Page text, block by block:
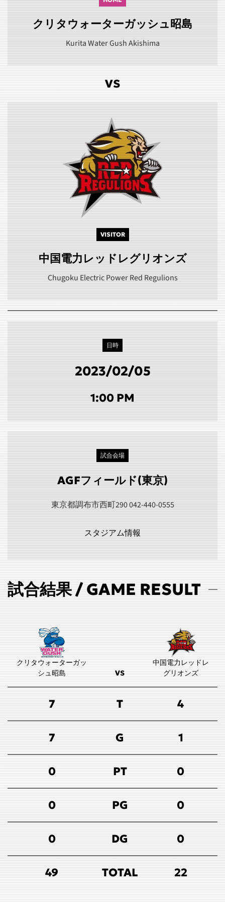
クリタウォーターガッシュ昭島
Kurita Water Gush Akishima
VS
VISITOR
中国電力レッドレグリオンズ
Chugoku Electric Power Red Regulions
日時
2023/02/05
1:00 PM
試合会場
AGFフィールド(東京)
東京都調布市西町290 042-440-0555
スタジアム情報
試合結果 / GAME RESULT
クリタウォーターガッ
シュ昭島
VS
中国電力レッドレ
グリオンズ
7 T 4
7 G 1
0 PT 0
0 PG 0
0 DG 0
49 TOTAL 22